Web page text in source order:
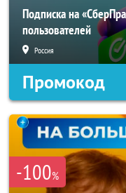
Подписка на
пользователей
Россия
Промокод
-100%